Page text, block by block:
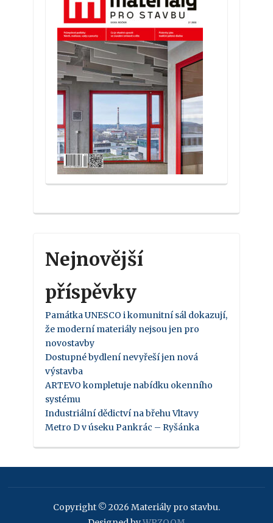
Nejnovější
příspěvky
Památka UNESCO i komunitní sál dokazují,
že moderní materiály nejsou jen pro
novostavby
Dostupné bydlení nevyřeší jen nová
výstavba
ARTEVO kompletuje nabídku okenního
systému
Industriální dědictví na břehu Vltavy
Metro D v úseku Pankrác – Ryšánka
Copyright © 2026 Materiály pro stavbu.